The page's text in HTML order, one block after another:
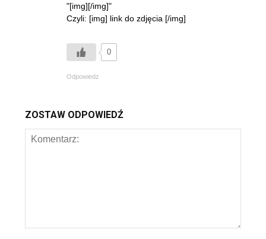
"[img][/img]"
Czyli: [img] link do zdjęcia [/img]
0
Odpowiedz
ZOSTAW ODPOWIEDŹ